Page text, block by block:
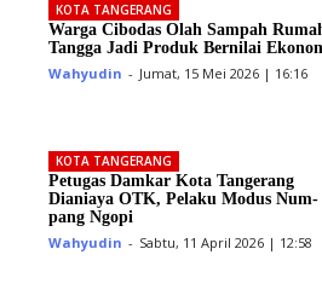
KOTA TANGERANG
Warga Cibodas Olah Sampah
Tangga Jadi Produk Bernilai
Wahyudin - Jumat, 15 Mei 2026 | 16:16
KOTA TANGERANG
Petugas Damkar Kota Tangerang
Dianiaya OTK, Pelaku Modus Num­
pang Ngopi
Wahyudin - Sabtu, 11 April 2026 | 12:58